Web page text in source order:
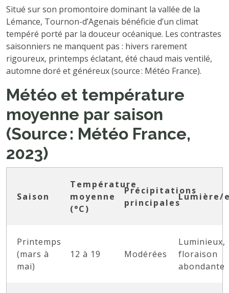
Situé sur son promontoire dominant la vallée de la
Lémance, Tournon-d’Agenais bénéficie d’un climat
tempéré porté par la douceur océanique. Les contrastes
saisonniers ne manquent pas : hivers rarement
rigoureux, printemps éclatant, été chaud mais ventilé,
automne doré et généreux (source : Météo France).
Météo et température
moyenne par saison
(Source : Météo France,
2023)
Saison
Température
moyenne
(°C)
Précipitations
principales
Lumière/
Printemps
(mars à
mai)
12 à 19 Modérées
Luminieux,
floraison
abondante